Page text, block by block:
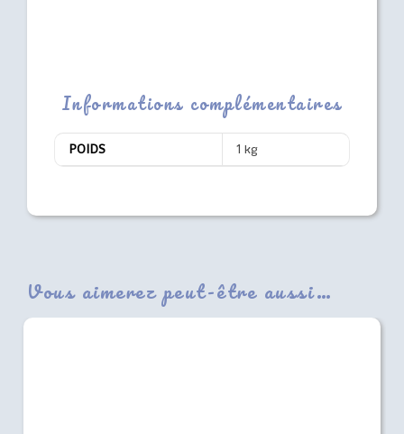
Informations complémentaires
POIDS 1 kg
Vous aimerez peut-être aussi…